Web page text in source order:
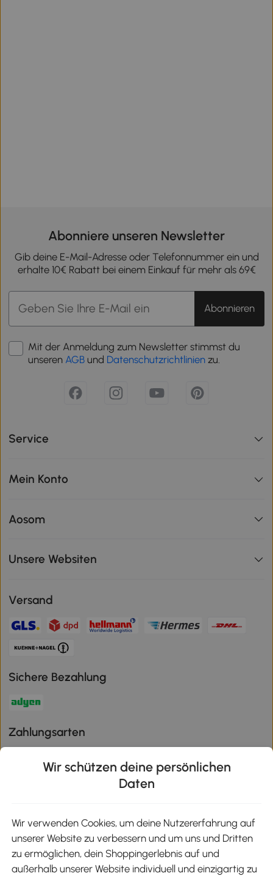
Abonniere unseren Newsletter
Gib deine E-Mail-Adresse oder Telefonnummer ein und
erhalte 10€ Rabatt bei einem Einkauf für mehr als 69€
Abonnieren
Mit der Anmeldung zum Newsletter stimmst du
unseren AGB und Datenschutzrichtlinien zu.
Service
Mein Konto
Aosom
Unsere Websiten
Versand
Sichere Bezahlung
Zahlungsarten
Aosom-App
Wir schützen deine persönlichen
Daten
Wir verwenden Cookies, um deine Nutzererfahrung auf
unserer Website zu verbessern und um uns und Dritten
zu ermöglichen, dein Shoppingerlebnis auf und
außerhalb unserer Website individuell und einzigartig zu